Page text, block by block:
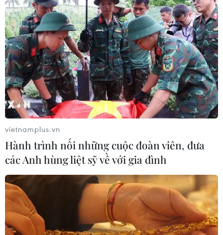
CƠ QUAN CHỦ QUẢN: THÔNG TẤN XÃ VIỆT NAM
Tổng Biên tập: TRẦN TIẾN DUẨN
Phó Tổng Biên tập: NGUYỄN THỊ TÁM, KHÚC THANH
THỦY
Sở hữu trí tuệ
Quy định sử dụng
RSS
Hỗ trợ
Ngôn ngữ
TTXVN
Dịch vụ tin
Liên hệ
Giấy phép số: 1374/GP-BTTTT do Bộ Thông tin và Truyền thông
cấp ngày 11/9/2008.
Quảng cáo: Phó TBT Nguyễn Thị Tám: 093.5958688, Email:
vietnamplus.vn
Hành trình nối những cuộc đoàn viên, đưa
các Anh hùng liệt sỹ về với gia đình